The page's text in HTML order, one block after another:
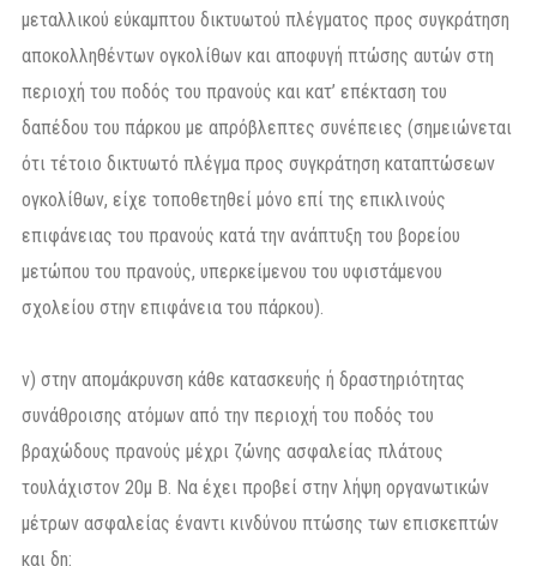
μεταλλικού εύκαμπτου δικτυωτού πλέγματος προς συγκράτηση
αποκολληθέντων ογκολίθων και αποφυγή πτώσης αυτών στη
περιοχή του ποδός του πρανούς και κατ’ επέκταση του
δαπέδου του πάρκου με απρόβλεπτες συνέπειες (σημειώνεται
ότι τέτοιο δικτυωτό πλέγμα προς συγκράτηση καταπτώσεων
ογκολίθων, είχε τοποθετηθεί μόνο επί της επικλινούς
επιφάνειας του πρανούς κατά την ανάπτυξη του βορείου
μετώπου του πρανούς, υπερκείμενου του υφιστάμενου
σχολείου στην επιφάνεια του πάρκου).
ν) στην απομάκρυνση κάθε κατασκευής ή δραστηριότητας
συνάθροισης ατόμων από την περιοχή του ποδός του
βραχώδους πρανούς μέχρι ζώνης ασφαλείας πλάτους
τουλάχιστον 20μ Β. Να έχει προβεί στην λήψη οργανωτικών
μέτρων ασφαλείας έναντι κινδύνου πτώσης των επισκεπτών
και δη: